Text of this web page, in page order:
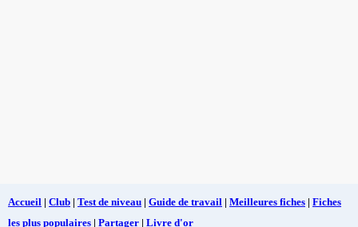
Accueil | Club | Test de niveau | Guide de travail | Meilleures fiches | Fiches
les plus populaires | Partager | Livre d'or